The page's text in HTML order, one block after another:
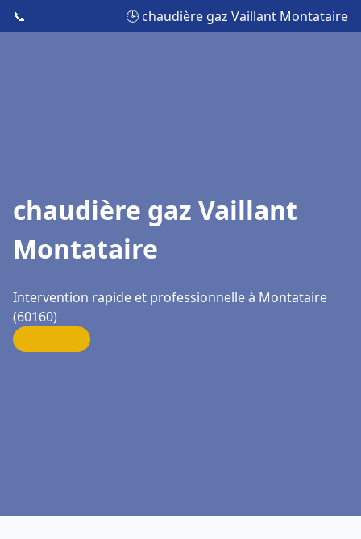
📞 🕒 chaudière gaz Vaillant Montataire
chaudière gaz Vaillant
Montataire
Intervention rapide et professionnelle à Montataire
(60160)